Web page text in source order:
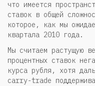
что имеется
ставок в общей
которое, как мы
квартала 2010 года.
Мы считаем растущую
процентных ставок
курса рубля, хотя
carry-trade